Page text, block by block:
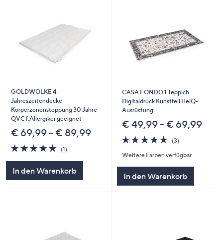
GOLDWOLKE 4-
Jahreszeitendecke
Körperzonensteppung 30 Jahre
QVC f.Allergiker geeignet
€ 69,99 - € 89,99
5.0
von
(1)1
In den Warenkorb
CASA FONDO 1 Teppich
Digitaldruck Kunstfell HeiQ-
Ausrüstung
€ 49,99 - € 69,99
5.0
von
5
(3)3
Weitere Farben verfügbar
In den Warenkorb